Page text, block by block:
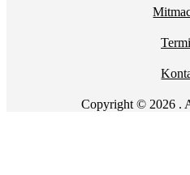
Copyright © 2026 .